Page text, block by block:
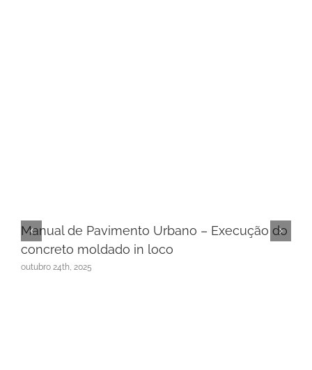
Manual de Pavimento Urbano – Execução do
concreto moldado in loco
outubro 24th, 2025